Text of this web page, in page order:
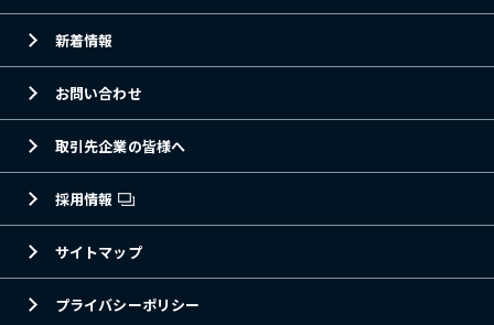
新着情報
お問い合わせ
取引先企業の皆様へ
採用情報
サイトマップ
プライバシーポリシー